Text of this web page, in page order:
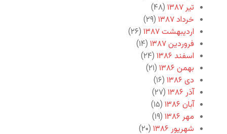
تیر ۱۳۸۷
(۴۸)
خرداد ۱۳۸۷
(۲۹)
اردیبهشت ۱۳۸۷
(۲۶)
فروردین ۱۳۸۷
(۱۴)
اسفند ۱۳۸۶
(۲۴)
بهمن ۱۳۸۶
(۲۱)
دی ۱۳۸۶
(۱۶)
آذر ۱۳۸۶
(۲۷)
آبان ۱۳۸۶
(۱۵)
مهر ۱۳۸۶
(۱۹)
شهریور ۱۳۸۶
(۲۰)